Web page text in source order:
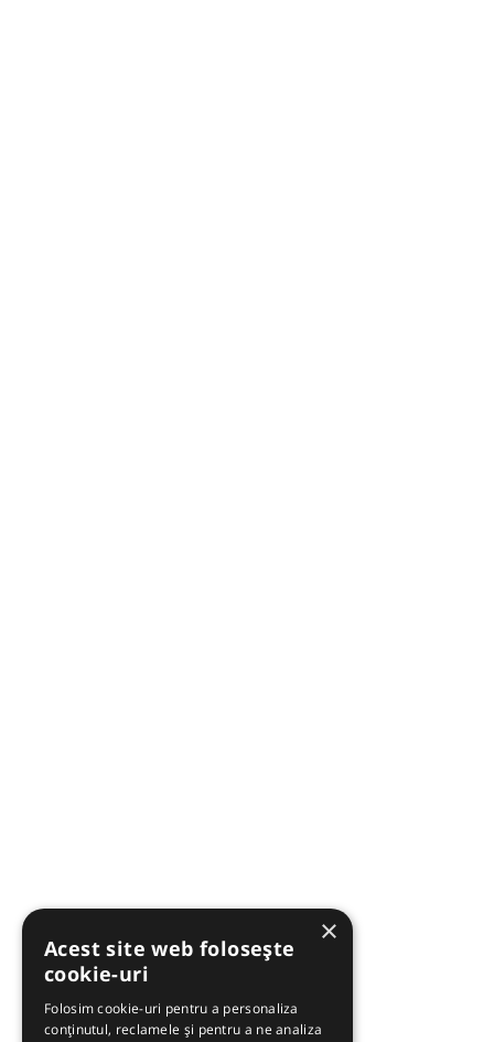
×
Acest site web folosește
cookie-uri
Folosim cookie-uri pentru a personaliza
conținutul, reclamele și pentru a ne analiza